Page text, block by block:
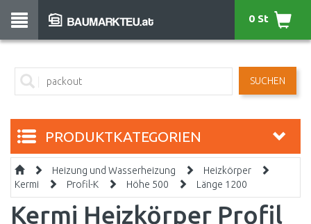
SUCHEN
0 St
PRODUKTKATEGORIEN
Heizung und Wasserheizung
Heizkörper
Kermi
Profil-K Höhe 500 Länge 1200
Kermi Heizkörper Profil